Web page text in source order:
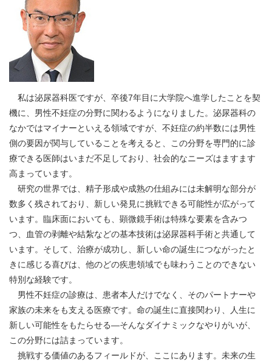
私は泌尿器科医ですが、卒後7年目に大学院へ進学したことを契
機に、男性不妊症の分野に関わるようになりました。泌尿器科の
なかではマイナーといえる領域ですが、不妊症の約半数には男性
側の要因が関与していることを考えると、この分野を専門的に診
療できる医師はいまだ不足しており、社会的なニーズはますます
高まっています。
研究の世界では、精子形成や成熟の仕組みには未解明な部分が
数多く残されており、新しい発見に挑戦できる可能性が広がって
います。臨床面においても、顕微鏡手術は特殊な要素を含みつ
つ、血管の剥離や結紮などの基本技術は泌尿器科手術と共通して
います。そして、治療が成功し、新しい命の誕生につながったと
きに感じる喜びは、他のどの疾患領域でも味わうことのできない
特別な経験です。
男性不妊症の診療は、患者本人だけでなく、そのパートナーや
家族の未来をも支える医療です。命の誕生に直接関わり、人生に
新しい可能性をもたらせる―そんなダイナミックなやりがいが、
この分野には詰まっています。
挑戦する価値のあるフィールドが、ここにあります。未来の生